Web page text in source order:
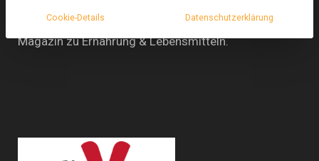
lebensmittelmagazin
(.de) ist das Online-
Magazin zu Ernährung & Lebensmitteln.
Cookie-Details Datenschutzerklärung